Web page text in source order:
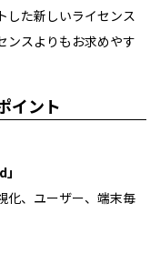
した新しいライセンス
ンスよりもお求めやす
イント
化、ユーザー、端末毎